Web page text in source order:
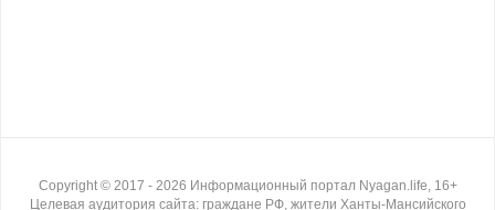
Copyright © 2017 - 2026 Информационный портал Nyagan.life, 16+
Целевая аудитория сайта: граждане РФ, жители Ханты-Мансийского